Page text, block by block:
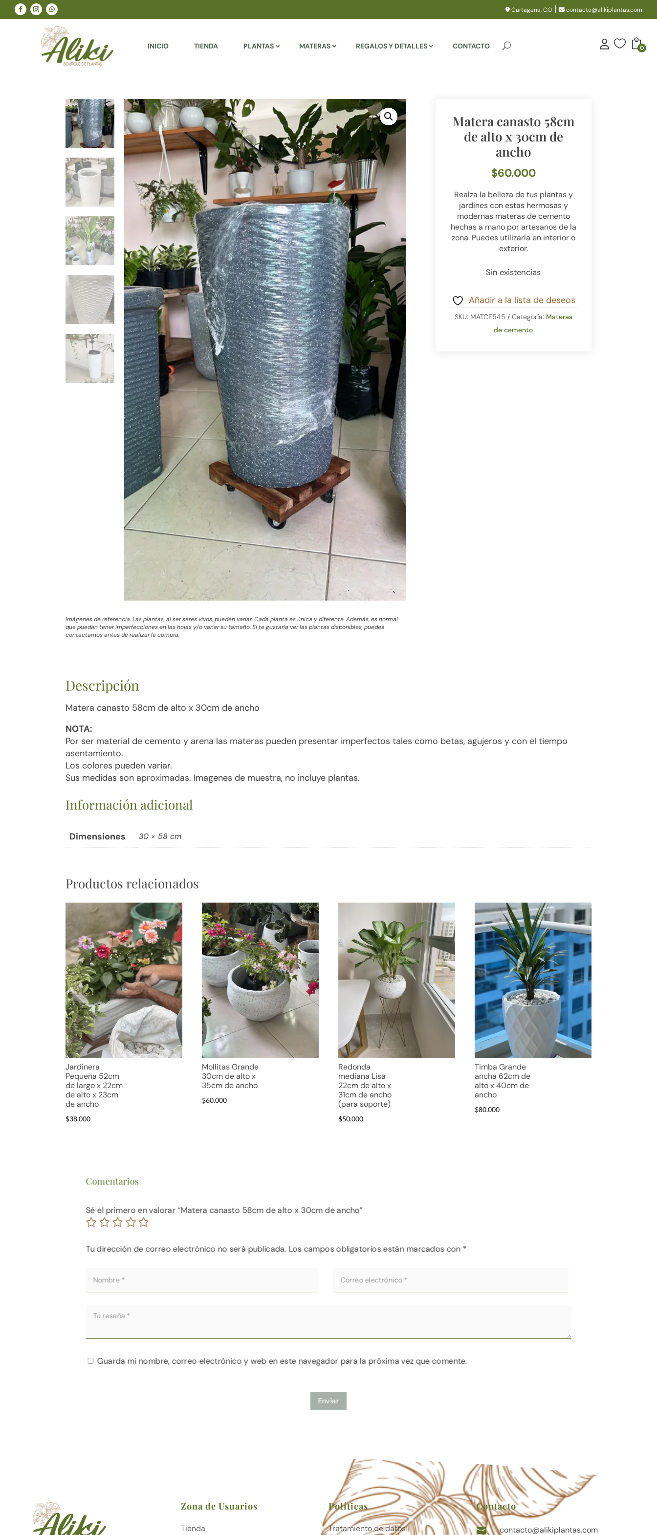
Cartagena, CO | contacto@alikiplantas.com
INICIO TIENDA PLANTAS MATERAS REGALOS Y DETALLES CONTACTO 0

Imágenes de referencia. Las plantas, al ser seres vivos, pueden variar. Cada planta es única y diferente. Además, es normal
que puedan tener imperfecciones en las hojas y/o variar su tamaño. Si te gustaría ver las plantas disponibles, puedes
contactarnos antes de realizar la compra.
Matera canasto 58cm
de alto x 30cm de
ancho
$60.000
Realza la belleza de tus plantas y
jardines con estas hermosas y
modernas materas de cemento
hechas a mano por artesanos de la
zona. Puedes utilizarla en interior o
exterior.
Sin existencias
Añadir a la lista de deseos
SKU: MATCE545 Categoría: Materas
de cemento
Descripción
Matera canasto 58cm de alto x 30cm de ancho
NOTA:
Por ser material de cemento y arena las materas pueden presentar imperfectos tales como betas, agujeros y con el tiempo
asentamiento.
Los colores pueden variar.
Sus medidas son aproximadas. Imagenes de muestra, no incluye plantas.
Información adicional
Dimensiones 30 × 58 cm
Productos relacionados
Jardinera
Pequeña 52cm
de largo x 22cm
de alto x 23cm
de ancho
$38.000
Mollitas Grande
30cm de alto x
35cm de ancho
$60.000
Redonda
mediana Lisa
22cm de alto x
31cm de ancho
(para soporte)
$50.000
Timba Grande
ancha 62cm de
alto x 40cm de
ancho
$80.000
Comentarios
Sé el primero en valorar “Matera canasto 58cm de alto x 30cm de ancho”
Tu dirección de correo electrónico no será publicada. Los campos obligatorios están marcados con *
Guarda mi nombre, correo electrónico y web en este navegador para la próxima vez que comente.
Enviar
Zona de Usuarios
Tienda
Políticas
Tratamiento de datos
Contacto
 contacto@alikiplantas.com